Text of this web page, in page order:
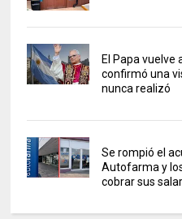
El Papa vuelve
confirmó una
nunca realizó
Se rompió el
Autofarma y
cobrar sus